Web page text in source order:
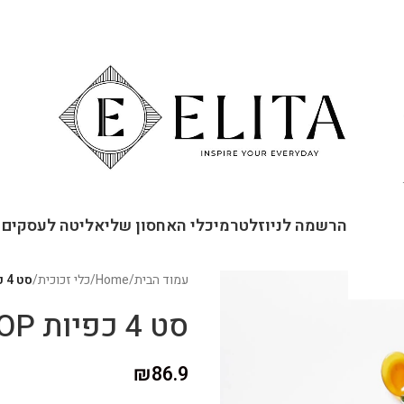
הרשמה לניוזלטרמיכלי האחסון שליאליטה לעסקים
עמוד הבית/
Home
/כלי זכוכית/סט 4 כפיות LOLIPOP
סט 4 כפיות LOLIPOP
₪86.9